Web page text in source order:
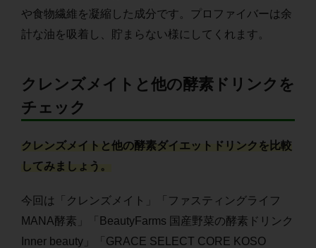
や食物繊維を凝縮した成分です。プロファイバーは余
計な油を吸着し、貯まらない様にしてくれます。
クレンズメイトと他の酵素ドリンクを
チェック
クレンズメイトと他の酵素ダイエットドリンクを比較
してみましょう。
今回は「クレンズメイト」「ファスティングライフ
MANA酵素」「BeautyFarms 国産野菜の酵素ドリンク
Inner beauty」「GRACE SELECT CORE KOSO